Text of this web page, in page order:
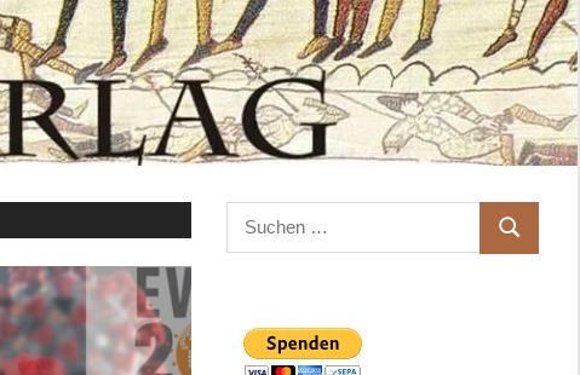
Suchen
nach:
SUCHEN